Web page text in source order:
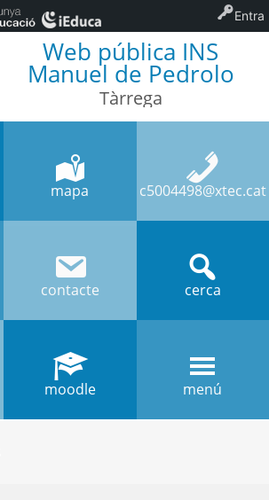
Web pública INS
Manuel de Pedrolo
Tàrrega
mapa c5004498@xtec.cat
contacte cerca
moodle menú
Entra